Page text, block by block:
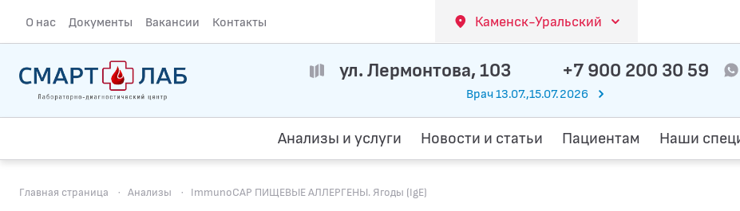
О нас Документы Вакансии Контакты Каменск-Уральский
ул. Лермонтова, 103 +7 900 200 30 59
Врач 13.07.,15.07.2026
Анализы и услуги Новости и статьи Пациентам Наши
Главная страница · Анализы · ImmunoCAP ПИЩЕВЫЕ АЛЛЕРГЕНЫ. Ягоды (IgE)